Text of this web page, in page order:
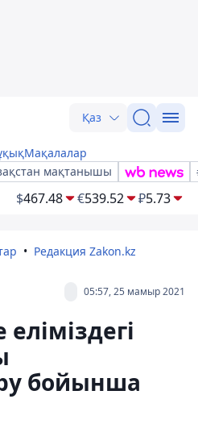
Қаз
Мақалалар
мақтанышы
$467.48 €539.52 ₽5.73
Редакция Zakon.kz
05:57, 25 мамыр 2021
бойынша